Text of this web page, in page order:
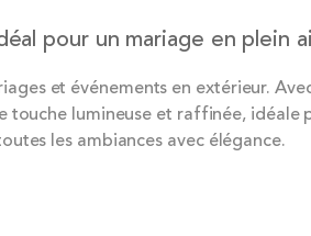
pour un mariage en plein
et événements en extérieur.
lumineuse et raffinée,
les ambiances avec élégance.